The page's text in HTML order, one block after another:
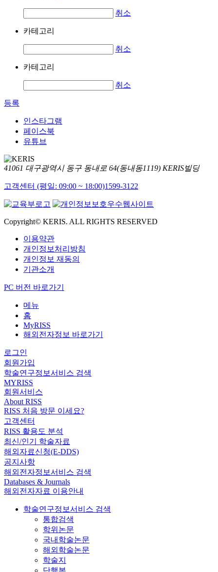
취소
카테고리
취소
카테고리
취소
등록
인스타그램
페이스북
유튜브
41061 대구광역시 동구 동내로 64(동내동1119) KERIS빌딩
고객센터 (평일: 09:00 ~ 18:00)1599-3122
Copyright© KERIS. ALL RIGHTS RESERVED
이용약관
개인정보처리방침
개인정보 재동의
기관소개
PC 버전 바로가기
메뉴
홈
MyRISS
해외전자정보 바로가기
로그인
회원가입
학술연구정보서비스 검색
MYRISS
회원서비스
About RISS
RISS 처음 방문 이세요?
고객센터
RISS 활용도 분석
최신/인기 학술자료
해외자료신청(E-DDS)
공지사항
해외전자정보서비스 검색
Databases & Journals
해외전자자료 이용안내
학술연구정보서비스 검색
통합검색
학위논문
국내학술논문
해외학술논문
학술지